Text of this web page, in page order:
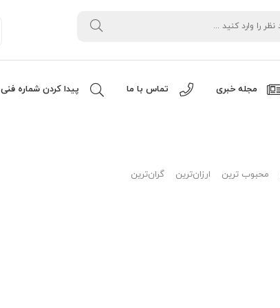
مجله خبری تماس با ما پیدا کردن شماره فنی
محبوب ترین ارزان‌ترین گران‌ترین